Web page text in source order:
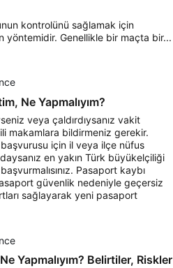
kontrolünü sağlamak için
yöntemidir. Genellikle bir maçta bir...
Ne Yapmalıyım?
veya çaldırdıysanız vakit
makamlara bildirmeniz gerekir.
için il veya ilçe nüfus
en yakın Türk büyükelçiliği
Pasaport kaybı
güvenlik nedeniyle geçersiz
sağlayarak yeni pasaport
Yapmalıyım? Belirtiler, Riskler